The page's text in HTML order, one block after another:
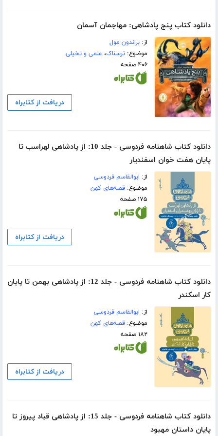
دانلود کتاب پنج پادشاهی: مهاجمان آسمان
از:براندون مول
موضوع:ترسناک، علمی و تخیلی
۴۰۶ صفحه
دریافت از کتابراه
دانلود کتاب شاهنامه فردوسی - جلد 10: از پادشاهی لهراسب تا
پایان هفت خوان اسفندیار
از: ابوالقاسم فردوسی
موضوع:قصه‌های کهن
۱۷۵ صفحه
دریافت از کتابراه
دانلود کتاب شاهنامه فردوسی - جلد 12: از پادشاهی بهمن تا پایان
کار اسکندر
از: ابوالقاسم فردوسی
موضوع:قصه‌های کهن
۱۸۲ صفحه
دریافت از کتابراه
دانلود کتاب شاهنامه فردوسی - جلد 15: از پادشاهی قباد پیروز تا
پایان داستان مهبود